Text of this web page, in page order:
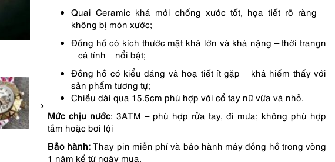
Quai Ceramic khá mới chống xước tốt, họa tiết rõ ràng –
không bị mòn xước;
Đồng hồ có kích thước mặt khá lớn và khá nặng – thời trangn
– cá tính – nổi bật;
Đồng hồ có kiểu dáng và hoạ tiết ít gặp – khá hiếm thấy với
sản phẩm tương tự;
Chiều dài qua 15.5cm phù hợp với cổ tay nữ vừa và nhỏ.
Mức chịu nước: 3ATM – phù hợp rửa tay, đi mưa; không phù hợp
tắm hoặc bơi lội
Bảo hành: Thay pin miễn phí và bảo hành máy đồng hồ trong vòng
1 năm kể từ ngày mua.